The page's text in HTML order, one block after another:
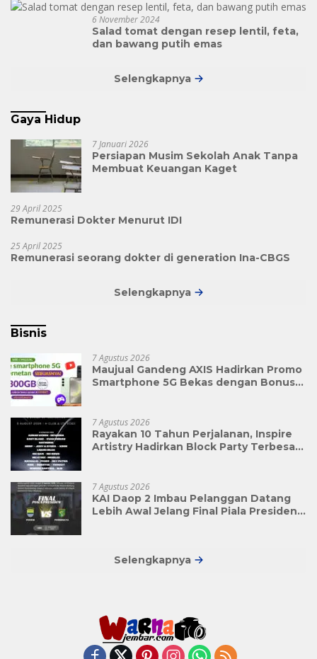
6 November 2024
Salad tomat dengan resep lentil, feta,
dan bawang putih emas
Selengkapnya
Gaya Hidup
7 Januari 2026
Persiapan Musim Sekolah Anak Tanpa
Membuat Keuangan Kaget
29 April 2025
Remunerasi Dokter Menurut IDI
25 April 2025
Remunerasi seorang dokter di generation Ina-CBGS
Selengkapnya
Bisnis
7 Agustus 2026
Maujual Gandeng AXIS Hadirkan Promo
Smartphone 5G Bekas dengan Bonus
7 Agustus 2026
Rayakan 10 Tahun Perjalanan, Inspire
Artistry Hadirkan Block Party Terbesar
7 Agustus 2026
KAI Daop 2 Imbau Pelanggan Datang
Lebih Awal Jelang Final Piala Presiden
Selengkapnya